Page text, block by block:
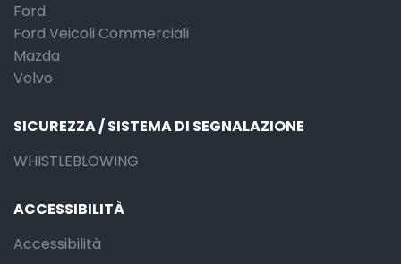
Ford
Ford Veicoli Commerciali
Mazda
Volvo
SICUREZZA / SISTEMA DI SEGNALAZIONE
WHISTLEBLOWING
ACCESSIBILITÀ
Accessibilità